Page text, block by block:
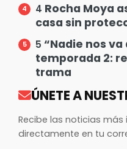
4 Rocha Moya
casa sin
5 “Nadie nos
temporada 2:
trama
ÚNETE A
Recibe las noticias
directamente en tu